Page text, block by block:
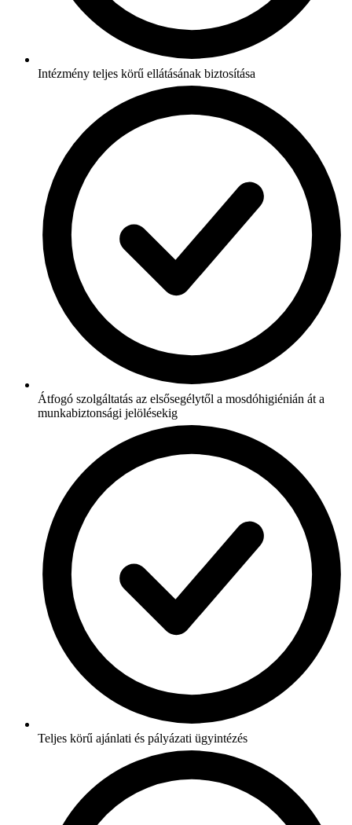
Intézmény teljes körű ellátásának biztosítása
Átfogó szolgáltatás az elsősegélytől a mosdóhigiénián át a
munkabiztonsági jelölésekig
Teljes körű ajánlati és pályázati ügyintézés